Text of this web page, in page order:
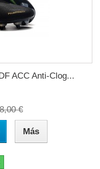
ACC Anti-Clog...
€
Más